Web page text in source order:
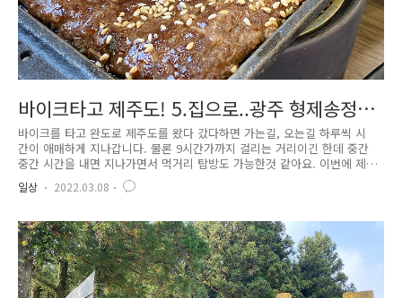
바이크타고 제주도! 5.집으로..광주 형제송정떡
갈비 혼밥!
바이크를 타고 완도로 제주도를 왔다 갔다하면 가는길, 오는길 하루씩 시
간이 애매하게 지나갑니다. 물론 9시간가까지 걸리는 거리이긴 한데 중간
중간 시간을 내면 지나가면서 먹거리 탐방도 가능한것 같아요. 이번에 제
주도에서 집으로 가는길.. 완도에서 광주 송정에 떡갈비를 먹고 가기로 했
습니다. 마침 시간도 딱 점심시간때이고요.ㅎㅎ 관련글 :[바이크] - 바이크
송정 떡갈비거리에 있어요. 여기는 아이유 콘서트가 광주에서 하면 한번씩
들리는 떡갈비 거리입니다. 이번에는 한번도 안가본 형제송정떡갈비라는곳
으로 가보았습니다.ㅎㅎ 메뉴 입니다. 맨날 일반 떡갈비만 먹어보아서 이번
에는 떡갈비로 플렉스 해보기로... 그래서 한우떡갈비로 주문했습니다...
일상 2022.03.08